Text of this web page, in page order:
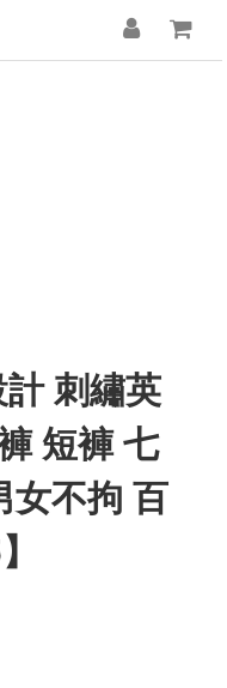
計 刺繡英
短褲 七
女不拘 百